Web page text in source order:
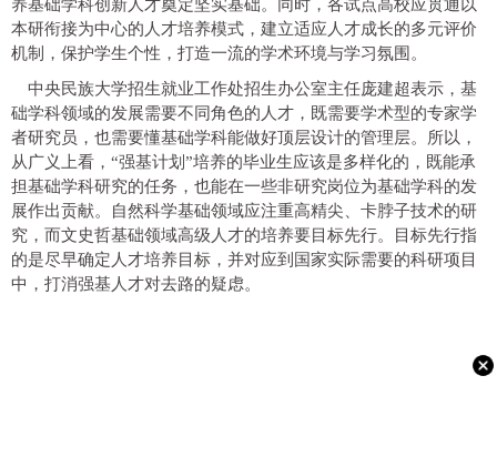
养基础学科创新人才奠定坚实基础。同时，各试点高校应贯通以
本研衔接为中心的人才培养模式，建立适应人才成长的多元评价
机制，保护学生个性，打造一流的学术环境与学习氛围。
中央民族大学招生就业工作处招生办公室主任庞建超表示，基
础学科领域的发展需要不同角色的人才，既需要学术型的专家学
者研究员，也需要懂基础学科能做好顶层设计的管理层。所以，
从广义上看，“强基计划”培养的毕业生应该是多样化的，既能承
担基础学科研究的任务，也能在一些非研究岗位为基础学科的发
展作出贡献。自然科学基础领域应注重高精尖、卡脖子技术的研
究，而文史哲基础领域高级人才的培养要目标先行。目标先行指
的是尽早确定人才培养目标，并对应到国家实际需要的科研项目
中，打消强基人才对去路的疑虑。